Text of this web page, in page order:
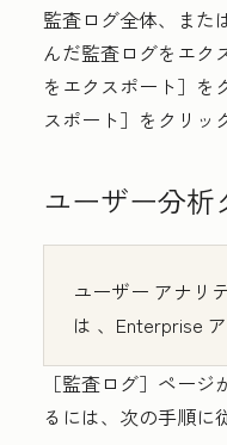
監査ログ全体、また
んだ監査ログをエク
をエクスポート］ を
スポート］をクリッ
ユーザー分析
ユーザー アナリ
は 、Enterprise
［監査ログ］ペー
るには、次の手順に